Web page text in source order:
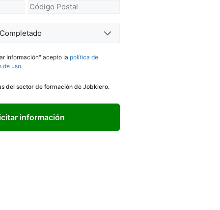
Código
Información" acepto la política de
de uso.
del sector de formación de Jobkiero.